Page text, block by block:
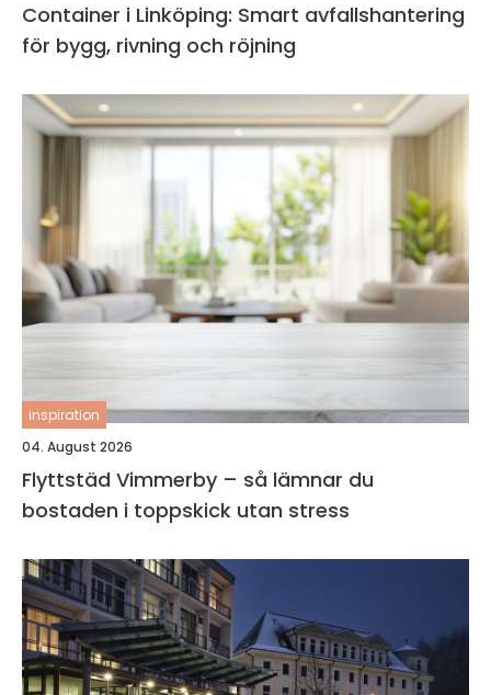
Container i Linköping: Smart avfallshantering
för bygg, rivning och röjning
inspiration
04. August 2026
Flyttstäd Vimmerby – så lämnar du
bostaden i toppskick utan stress